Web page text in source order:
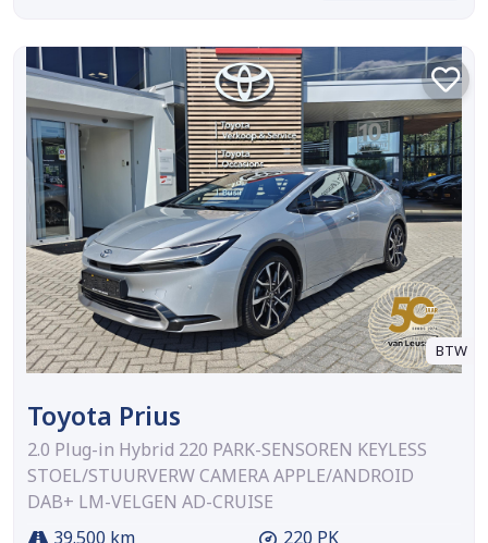
BTW
Toyota Prius
2.0 Plug-in Hybrid 220 PARK-SENSOREN KEYLESS
STOEL/STUURVERW CAMERA APPLE/ANDROID
DAB+ LM-VELGEN AD-CRUISE
39.500 km
220 PK